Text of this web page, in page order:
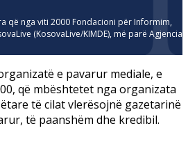
që nga viti 2000 Fondacioni për Informim,
(KosovaLive/KIMDE), më parë Agjencia
e pavarur mediale, e
që mbështetet nga organizata
të cilat vlerësojnë gazetarinë
të paanshëm dhe kredibil.